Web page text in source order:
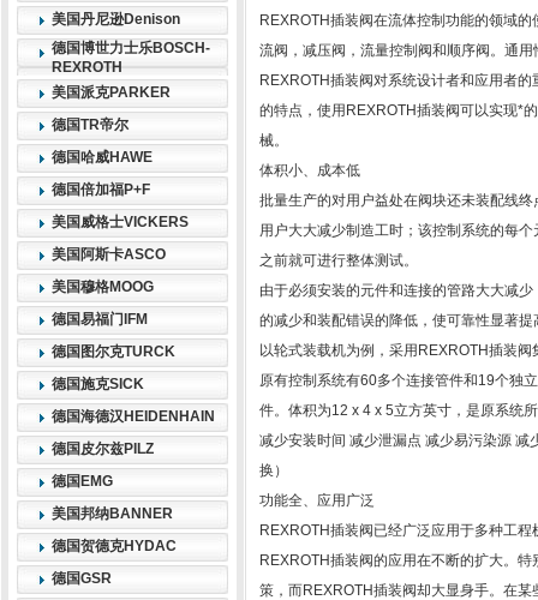
美国丹尼逊Denison
德国博世力士乐BOSCH-
REXROTH
美国派克PARKER
德国TR帝尔
德国哈威HAWE
德国倍加福P+F
美国威格士VICKERS
美国阿斯卡ASCO
美国穆格MOOG
德国易福门IFM
德国图尔克TURCK
德国施克SICK
德国海德汉HEIDENHAIN
德国皮尔兹PILZ
德国EMG
美国邦纳BANNER
德国贺德克HYDAC
德国GSR
REXROTH插装阀在流体控制功能的领域
流阀，减压阀，流量控制阀和顺序阀。通
REXROTH插装阀对系统设计者和应用者
的特点，使用REXROTH插装阀可以实现*
械。
体积小、成本低
批量生产的对用户益处在阀块还未装配线
用户大大减少制造工时；该控制系统的每
之前就可进行整体测试。
由于必须安装的元件和连接的管路大大减
的减少和装配错误的降低，使可靠性显著
以轮式装载机为例，采用REXROTH插装
原有控制系统有60多个连接管件和19个独
件。体积为12 x 4 x 5立方英寸，是原系统
减少安装时间 减少泄漏点 减少易污染源
换）
功能全、应用广泛
REXROTH插装阀已经广泛应用于多种工
REXROTH插装阀的应用在不断的扩大。
策，而REXROTH插装阀却大显身手。在